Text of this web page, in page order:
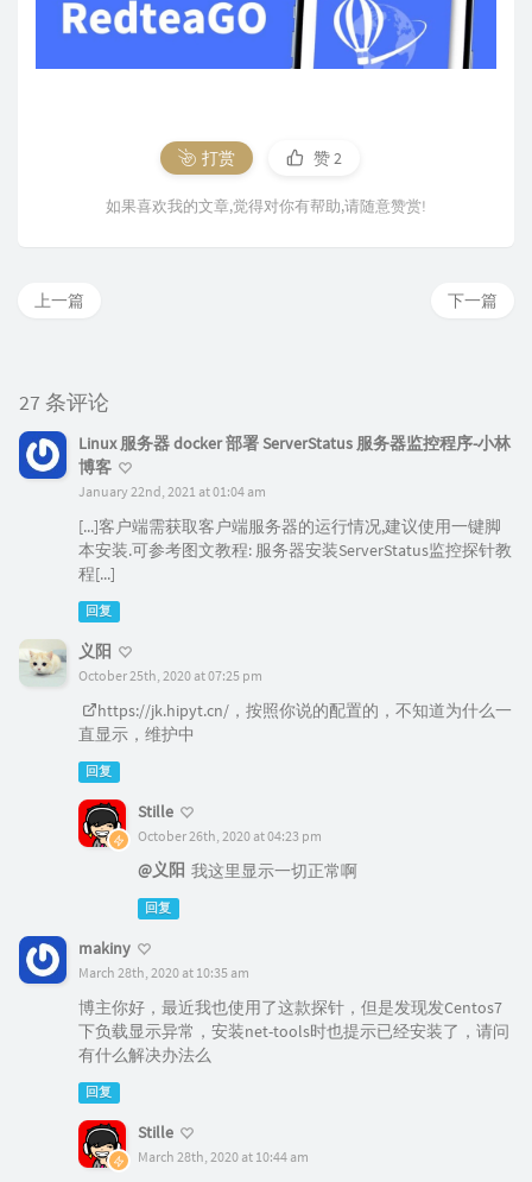
打赏 赞2
如果喜欢我的文章,觉得对你有帮助,请随意赞赏!
下一篇
上一篇
27 条评论
Linux 服务器 docker 部署 ServerStatus 服务器监控程序-小林
博客
January 22nd, 2021 at 01:04 am
[...]客户端需获取客户端服务器的运行情况,建议使用一键脚
本安装.可参考图文教程: 服务器安装ServerStatus监控探针教
程[...]
回复
义阳
October 25th, 2020 at 07:25 pm
https://jk.hipyt.cn/ ，按照你说的配置的，不知道为什么一
直显示，维护中
回复
Stille
October 26th, 2020 at 04:23 pm
@义阳 我这里显示一切正常啊
回复
makiny
March 28th, 2020 at 10:35 am
博主你好，最近我也使用了这款探针，但是发现发Centos7
下负载显示异常，安装net-tools时也提示已经安装了，请问
有什么解决办法么
回复
Stille
March 28th, 2020 at 10:44 am